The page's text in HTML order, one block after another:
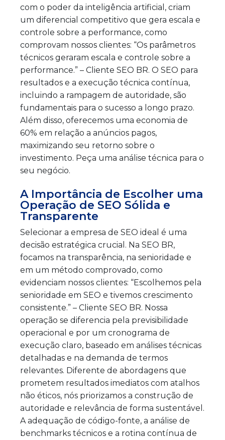
com o poder da inteligência artificial, criam
um diferencial competitivo que gera escala e
controle sobre a performance, como
comprovam nossos clientes: “Os parâmetros
técnicos geraram escala e controle sobre a
performance.” – Cliente SEO BR. O SEO para
resultados e a execução técnica contínua,
incluindo a rampagem de autoridade, são
fundamentais para o sucesso a longo prazo.
Além disso, oferecemos uma economia de
60% em relação a anúncios pagos,
maximizando seu retorno sobre o
investimento. Peça uma análise técnica para o
seu negócio.
A Importância de Escolher uma
Operação de SEO Sólida e
Transparente
Selecionar a empresa de SEO ideal é uma
decisão estratégica crucial. Na SEO BR,
focamos na transparência, na senioridade e
em um método comprovado, como
evidenciam nossos clientes: “Escolhemos pela
senioridade em SEO e tivemos crescimento
consistente.” – Cliente SEO BR. Nossa
operação se diferencia pela previsibilidade
operacional e por um cronograma de
execução claro, baseado em análises técnicas
detalhadas e na demanda de termos
relevantes. Diferente de abordagens que
prometem resultados imediatos com atalhos
não éticos, nós priorizamos a construção de
autoridade e relevância de forma sustentável.
A adequação de código-fonte, a análise de
benchmarks técnicos e a rotina contínua de